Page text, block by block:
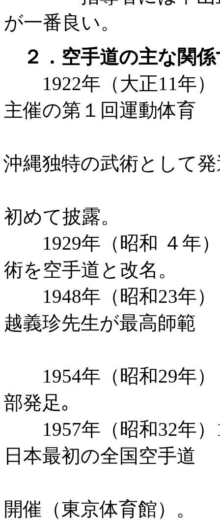
が一番良い。
２．空手道の主な関
1922年（大正11年
主催の第１回運動体育
沖縄独特の武術として
初めて披露。
1929年（昭和 ４年
術を空手道と改名。
1948年（昭和23年
越義珍先生が最高師範
1954年（昭和29年）
部発足｡
1957年（昭和32年）
日本最初の全国空手道
開催（東京体育館）。